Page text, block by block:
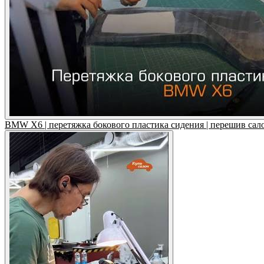
BMW X6 | перетяжка бокового пластика сидения | перешив